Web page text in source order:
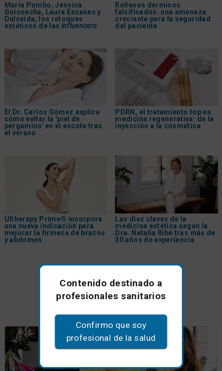
María Pombo, Jessica
Goicoecha, Laura Escanes y
Dulceida, los retoques
estéticos de las influencers
Rellenos dérmicos
falsificados: una amenaza
creciente para la seguridad
del paciente
El Dr. Carlos Gómez explica
cómo evitar la 'piel de
pergamino' en el escote tras
el verano
PDRN, el tratamiento top en
medicina regenerativa: de la
inyección a la cosmética
Ultherapy Prime® incorpora
una nueva indicación para
mejorar la firmeza de brazos
y abdomen
Las diez claves de la
medicina estética según la
Dra. Natalia Ribé tras más de
30 años de experiencia
Anuncios de empresa
Contenido destinado a
profesionales sanitarios
Confirmo que soy
profesional de la salud